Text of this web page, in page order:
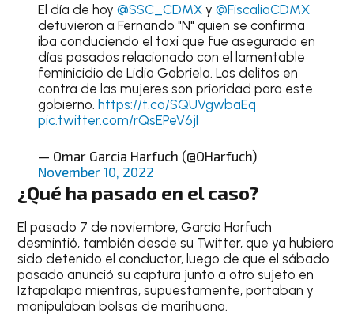
El día de hoy @SSC_CDMXy @FiscaliaCDMX
detuvieron a Fernando "N" quien se confirma
iba conduciendo el taxi que fue asegurado en
días pasados relacionado con el lamentable
feminicidio de Lidia Gabriela. Los delitos en
contra de las mujeres son prioridad para este
gobierno. https://t.co/SQUVgwbaEq
pic.twitter.com/rQsEPeV6jI
— Omar Garcia Harfuch (@OHarfuch)
November 10, 2022
¿Qué ha pasado en el caso?
El pasado 7 de noviembre, García Harfuch
desmintió, también desde su Twitter, que ya hubiera
sido detenido el conductor, luego de que el sábado
pasado anunció su captura junto a otro sujeto en
Iztapalapa mientras, supuestamente, portaban y
manipulaban bolsas de marihuana.